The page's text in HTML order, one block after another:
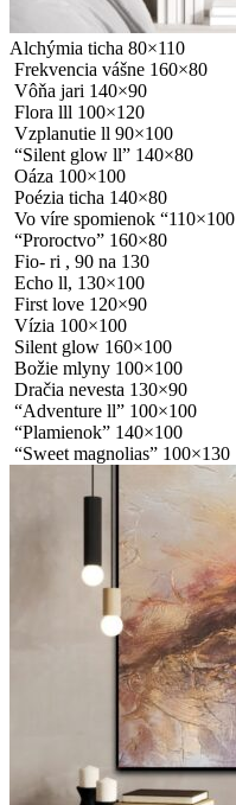
Alchýmia ticha 80×110
Frekvencia vášne 160×80
Vôňa jari 140×90
Flora lll 100×120
Vzplanutie ll 90×100
“Silent glow ll” 140×80
Oáza 100×100
Poézia ticha 140×80
Vo víre spomienok “110×100
“Proroctvo” 160×80
Fio- ri , 90 na 130
Echo ll, 130×100
First love 120×90
Vízia 100×100
Silent glow 160×100
Božie mlyny 100×100
Dračia nevesta 130×90
“Adventure ll” 100×100
“Plamienok” 140×100
“Sweet magnolias” 100×130